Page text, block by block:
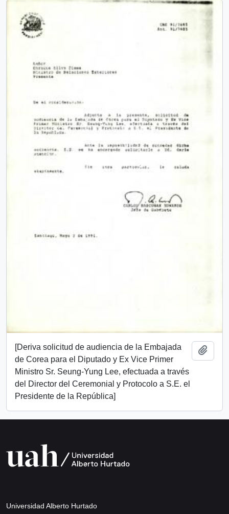
[Deriva solicitud de audiencia de la Embajada
de Corea para el Diputado y Ex Vice Primer
Ministro Sr. Seung-Yung Lee, efectuada a través
del Director del Ceremonial y Protocolo a S.E. el
Presidente de la República]
Universidad Alberto Hurtado